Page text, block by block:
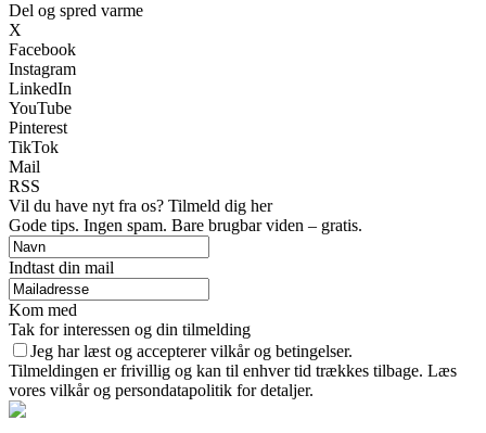
Del og spred varme
X
Facebook
Instagram
LinkedIn
YouTube
Pinterest
TikTok
Mail
RSS
Vil du have nyt fra os? Tilmeld dig her
Gode tips. Ingen spam. Bare brugbar viden – gratis.
Indtast din mail
Kom med
Tak for interessen og din tilmelding
Jeg har læst og accepterer vilkår og betingelser.
Tilmeldingen er frivillig og kan til enhver tid trækkes tilbage. Læs
vores vilkår og persondatapolitik for detaljer.